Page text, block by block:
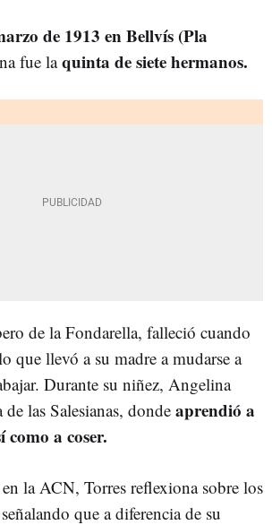
de 1913 en Bellvís (Pla
fue laquinta de siete hermanos.
de la Fondarella, falleció cuando
que llevó a su madre a mudarse a
Durante su niñez, Angelina
de las Salesianas, donde aprendió a
como a coser.
la ACN, Torres reflexiona sobre los
que a diferencia de su